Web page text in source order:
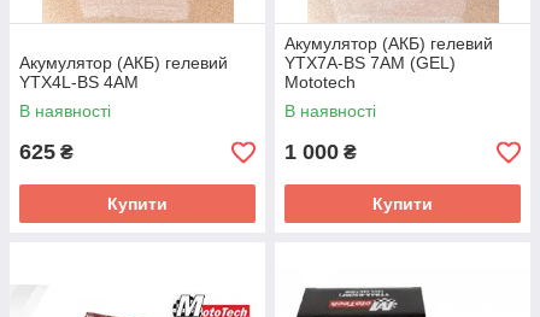
Акумулятор (АКБ) гелевий
YTX4L-BS 4АМ
В наявності
625 ₴
Купити
Акумулятор (АКБ) гелевий
YTX7A-BS 7АМ (GEL)
Mototech
В наявності
1 000 ₴
Купити